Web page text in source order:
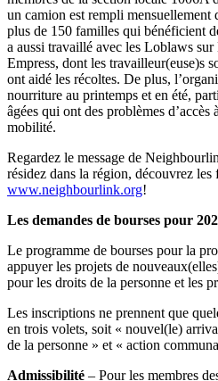
un camion est rempli
plus de 150 familles qui bénéficient
a aussi travaillé avec les Loblaws
Empress, dont les travailleur(euse)s
ont aidé les récoltes. De plus,
nourriture au printemps et en été,
âgées qui ont des problèmes
mobilité.
Regardez le message de
résidez dans la région, découvrez les
www.neighbourlink.org!
Les demandes de bourses pour
Le programme de bourses pour la
appuyer les projets de
pour les droits de la personne et les
Les inscriptions ne prennent que
en trois volets, soit « nouvel(le)
de la personne » et « action
Admissibilité – Pour les membres